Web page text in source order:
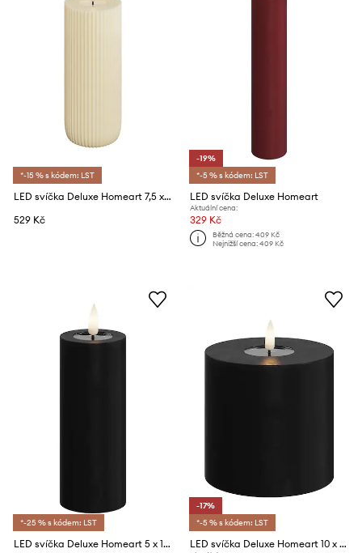
*-15 % s kódem: LST
LED svíčka Deluxe Homeart 7,5 x 12,5 cm
529 Kč
-19%
*-5 % s kódem: LST
LED svíčka Deluxe Homeart
Aktuální cena:
329 Kč
Běžná cena:409 Kč
Nejnižší cena:409 Kč
*-25 % s kódem: LST
LED svíčka Deluxe Homeart 5 x 12,5 cm
-17%
*-5 % s kódem: LST
LED svíčka Deluxe Homeart 10 x 10 cm